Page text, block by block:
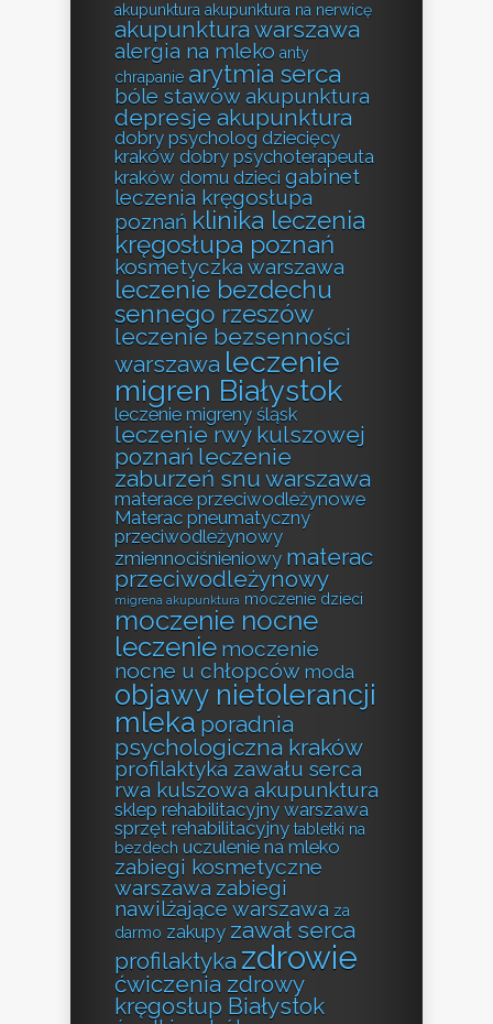
akupunktura akupunktura na nerwicę
akupunktura warszawa
alergia na mleko anty
chrapanie arytmia serca
bóle stawów akupunktura
depresje akupunktura
dobry psycholog dziecięcy
kraków dobry psychoterapeuta
kraków domu dzieci gabinet
leczenia kręgosłupa
poznań klinika leczenia
kręgosłupa poznań
kosmetyczka warszawa
leczenie bezdechu
sennego rzeszów
leczenie bezsenności
warszawa leczenie
migren Białystok
leczenie migreny śląsk
leczenie rwy kulszowej
poznań leczenie
zaburzeń snu warszawa
materace przeciwodleżynowe
Materac pneumatyczny
przeciwodleżynowy
zmiennociśnieniowy materac
przeciwodleżynowy
migrena akupunktura moczenie dzieci
moczenie nocne
leczenie moczenie
nocne u chłopców moda
objawy nietolerancji
mleka poradnia
psychologiczna kraków
profilaktyka zawału serca
rwa kulszowa akupunktura
sklep rehabilitacyjny warszawa
sprzęt rehabilitacyjny tabletki na
bezdech uczulenie na mleko
zabiegi kosmetyczne
warszawa zabiegi
nawilżające warszawa za
darmo zakupy zawał serca
profilaktyka zdrowie
ćwiczenia zdrowy
kręgosłup Białystok